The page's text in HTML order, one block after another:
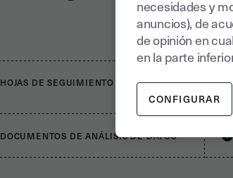
HOJAS DE SEGUIMIENTO FINANCIERO
DOCUMENTOS DE ANÁLISIS DE DATOS
necesidades y
anuncios), de
de opinión en
en la parte
CONFIGURAR